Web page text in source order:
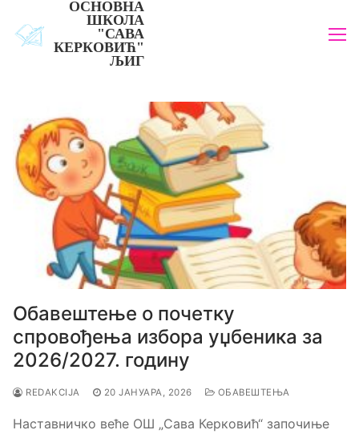
садржаја
ОСНОВНА
ШКОЛА
"САВА
КЕРКОВИЋ"
ЉИГ
Обавештење о почетку
спровођења избора уџбеника за
2026/2027. годину
REDAKCIJA 20 ЈАНУАРА, 2026 ОБАВЕШТЕЊА
Наставничко веће ОШ „Сава Керковић“ започиње